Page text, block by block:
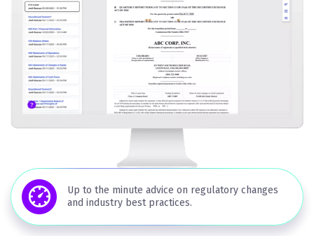
Up to the minute advice on regulatory changes
and industry best practices.